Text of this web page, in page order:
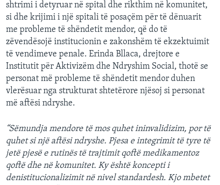
shtrimi i detyruar në spital dhe rikthim në komunitet,
si dhe krijimi i një spitali të posaçëm për të dënuarit
me probleme të shëndetit mendor, që do të
zëvendësojë institucionin e zakonshëm të ekzektuimit
të vendimeve penale. Erinda Bllaca, drejtore e
Institutit për Aktivizëm dhe Ndryshim Social, thotë se
personat më probleme të shëndetit mendor duhen
vlerësuar nga strukturat shtetërore njësoj si personat
më aftësi ndryshe.
“Sëmundja mendore të mos quhet ininvalidizim, por të
quhet si një aftësi ndryshe. Pjesa e integrimit të tyre të
jetë pjesë e rutinës të trajtimit qoftë medikamentoz
qoftë dhe në komunitet. Ky është koncepti i
denistitucionalizimit në nivel standardesh. Kjo mbetet